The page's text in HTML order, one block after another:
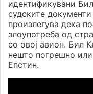
идентификувани
судските
произлегува дека
злоупотреба од
со овој авион. Бил
нешто погрешно
Епстин.